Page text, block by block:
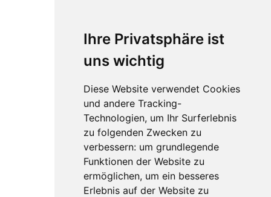
Ihre Privatsphäre ist
uns wichtig
Diese Website verwendet Cookies
und andere Tracking-
Technologien, um Ihr Surferlebnis
zu folgenden Zwecken zu
verbessern: um grundlegende
Funktionen der Website zu
ermöglichen, um ein besseres
Erlebnis auf der Website zu
Ziele
Führungsmethoden
Psychol ogie
Rechtliches
Impressum
Datenschutz
Kündigung